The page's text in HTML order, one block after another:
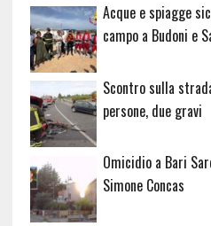
Acque e spiagge
campo a Budoni e
Scontro sulla
persone, due gravi
Omicidio a Bari
Simone Concas